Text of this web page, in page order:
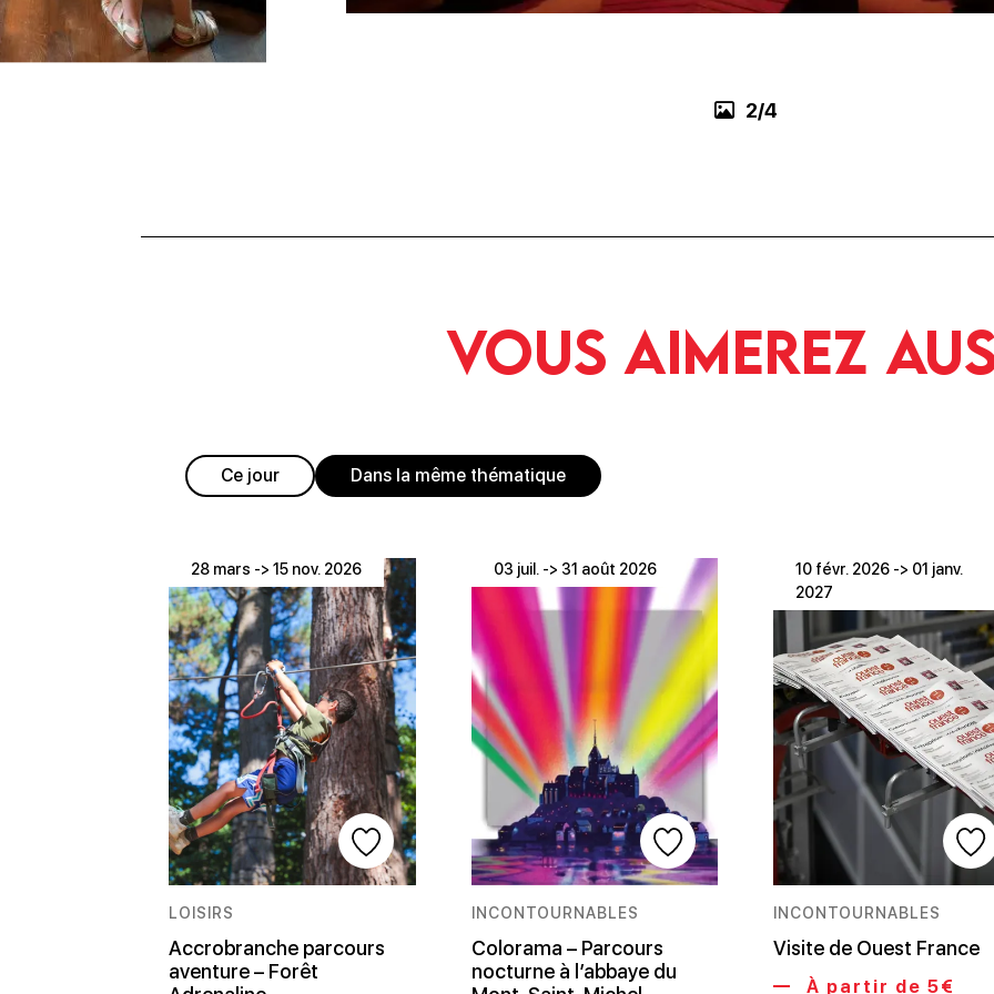
3/4
Vous aimerez
Ce jour Dans la même thématique
28 mars -> 15 nov. 2026
LOISIRS
Accrobranche parcours
aventure – Forêt
03 juil. -> 31 août 2026
INCONTOURNABLES
Colorama – Parcours
nocturne à l’abbaye du
10 févr. 2026 -> 01 janv.
2027
INCONTOURNABLES
Visite de Ouest France
À partir de 5€